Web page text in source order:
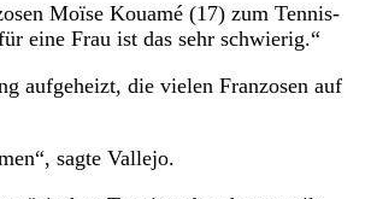
Moïse Kouamé (17) zum Tennis-
eine Frau ist das sehr schwierig.“
aufgeheizt, die vielen Franzosen auf
sagte Vallejo.